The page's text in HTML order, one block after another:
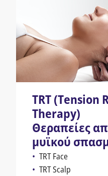
TRT (Tension
Therapy)
Θεραπείες
μυϊκού
TRT Face
TRT Scalp